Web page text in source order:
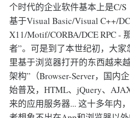
个时代的企业软件基本上是C/S
基于Visual Basic/Visual C++/
X11/Motif/CORBA/DCE RPC -
者”。可是到了本世纪初，大
里基于浏览器打开的东西越来
架构”（Browser-Server，国内
始普及，HTML、jQuery、
来的应用服务器... 这十多年内